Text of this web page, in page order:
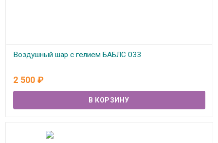
Воздушный шар с гелием БАБЛС 033
2 500 ₽